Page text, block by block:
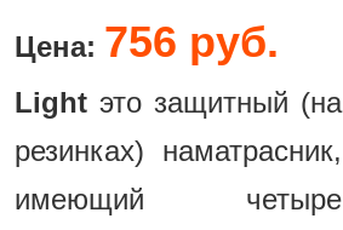
Цена: 756 руб.
Light это защитный (на
резинках) наматрасник,
имеющий четыре